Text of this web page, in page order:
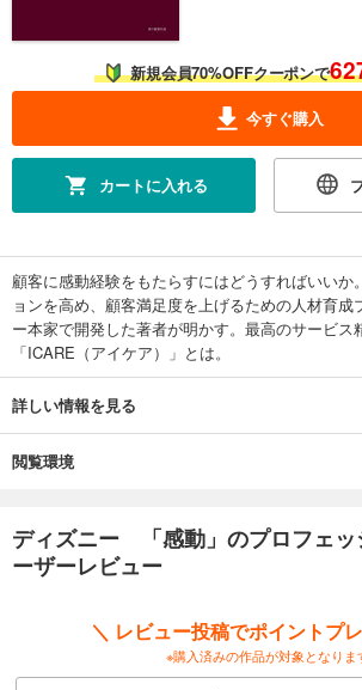
新規会員70%OFFクーポンで
今すぐ購入
カートに入れる
顧客に感動経験をもたらすにはどうすればいいか
ョンを高め、顧客満足度を上げるための人材育成
ー本家で開発した著者が明かす。最高のサービス
「ICARE（アイケア）」とは。
詳しい情報を見る
閲覧環境
ディズニー 「感動」のプロフェ
ーザーレビュー
＼ レビュー投稿でポイントプ
※購入済みの作品が対象となりま